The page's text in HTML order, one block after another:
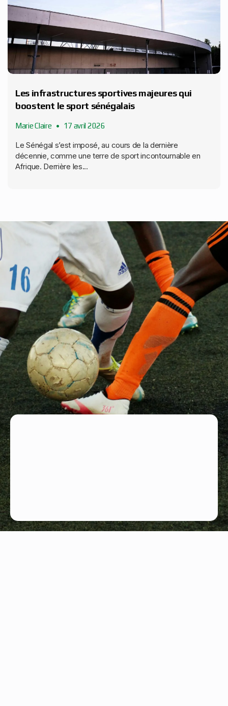
Les infrastructures sportives majeures qui
boostent le sport sénégalais
Marie Claire 17 avril 2026
Le Sénégal s’est imposé, au cours de la dernière
décennie, comme une terre de sport incontournable en
Afrique. Derrière les...